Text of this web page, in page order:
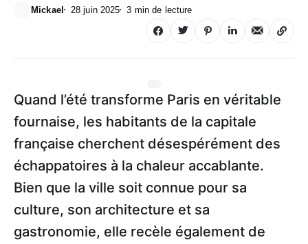
Mickael 28 juin 2025 3 min de lecture
Quand l’été transforme Paris en véritable
fournaise, les habitants de la capitale
française cherchent désespérément des
échappatoires à la chaleur accablante.
Bien que la ville soit connue pour sa
culture, son architecture et sa
gastronomie, elle recèle également de